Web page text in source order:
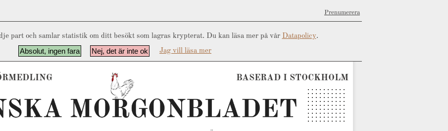
Prenumerera
part och samlar statistik om ditt besökt som lagras krypterat. Du kan läsa mer på vår Datapolicy.
Absolut, ingen fara Nej, det är inte ok Jag vill läsa mer
BASERAD I STOCKHOLM